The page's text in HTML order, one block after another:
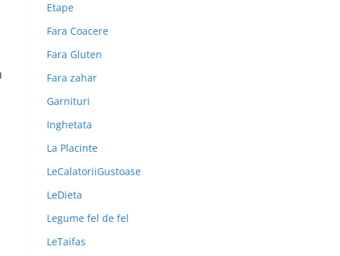
Etape
Fara Coacere
Fara Gluten
Fara zahar
Garnituri
Inghetata
La Placinte
LeCalatoriiGustoase
LeDieta
Legume fel de fel
LeTaifas